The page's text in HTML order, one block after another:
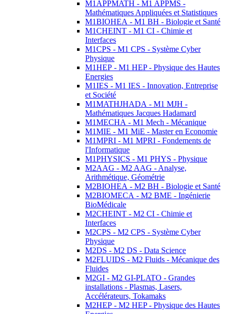
M1APPMATH - M1 APPMS -
Mathématiques Appliquées et Statistiques
M1BIOHEA - M1 BH - Biologie et Santé
M1CHEINT - M1 CI - Chimie et
Interfaces
M1CPS - M1 CPS - Système Cyber
Physique
M1HEP - M1 HEP - Physique des Hautes
Energies
M1IES - M1 IES - Innovation, Entreprise
et Société
M1MATHJHADA - M1 MJH -
Mathématiques Jacques Hadamard
M1MECHA - M1 Mech - Mécanique
M1MIE - M1 MiE - Master en Economie
M1MPRI - M1 MPRI - Fondements de
l'Informatique
M1PHYSICS - M1 PHYS - Physique
M2AAG - M2 AAG - Analyse,
Arithmétique, Géométrie
M2BIOHEA - M2 BH - Biologie et Santé
M2BIOMECA - M2 BME - Ingénierie
BioMédicale
M2CHEINT - M2 CI - Chimie et
Interfaces
M2CPS - M2 CPS - Système Cyber
Physique
M2DS - M2 DS - Data Science
M2FLUIDS - M2 Fluids - Mécanique des
Fluides
M2GI - M2 GI-PLATO - Grandes
installations - Plasmas, Lasers,
Accélérateurs, Tokamaks
M2HEP - M2 HEP - Physique des Hautes